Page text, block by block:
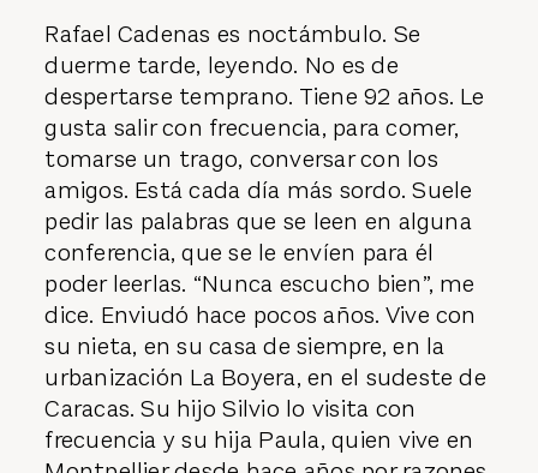
Rafael Cadenas es noctámbulo. Se
duerme tarde, leyendo. No es de
despertarse temprano. Tiene 92 años. Le
gusta salir con frecuencia, para comer,
tomarse un trago, conversar con los
amigos. Está cada día más sordo. Suele
pedir las palabras que se leen en alguna
conferencia, que se le envíen para él
poder leerlas. “Nunca escucho bien”, me
dice. Enviudó hace pocos años. Vive con
su nieta, en su casa de siempre, en la
urbanización La Boyera, en el sudeste de
Caracas. Su hijo Silvio lo visita con
frecuencia y su hija Paula, quien vive en